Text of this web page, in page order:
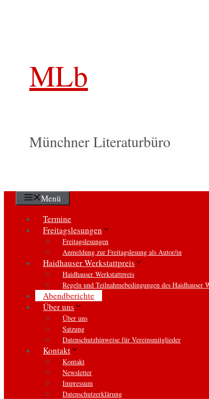
MLb
Münchner Literaturbüro
Menü
Termine
Freitagslesungen
Freitagslesungen
Anmeldung zur Freitagslesung als Autor/in
Haidhauser Werkstattpreis
Haidhauser Werkstattpreis
Regeln und Teilnahmebedingungen des Haidhauser
Abendberichte
Über uns
Über uns
Satzung
Datenschutzhinweise für Vereinsmitglieder
Kontakt
Kontakt
Newsletter
Impressum
Datenschutzerklärung